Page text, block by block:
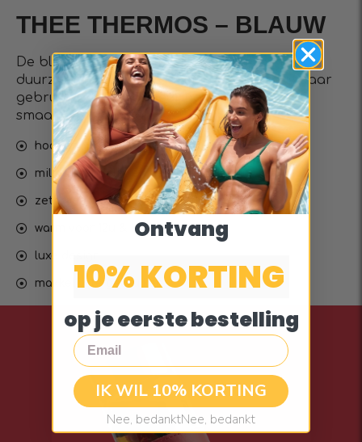
THEE THERMOS – BLAUW
De blauwe theethermos is gemaakt van
duurzaam roestvrij staal en biedt betrouwbaar
gebruik zonder verkleuring of
smaakverandering.
hoogwaardige materialen
milieuvriendelijk en herbruikbaar
zetgroep voor uitstekende filtratie
warm voor 12u & koud voor 24u
luxe design
makkelijk te gebruiken
Ontvang
10% KORTING
op je eerste bestelling
Email
IK WIL 10% KORTING
Nee, bedanktNee, bedankt